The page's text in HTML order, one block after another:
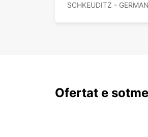
SCHKEUDITZ -
Ofertat e